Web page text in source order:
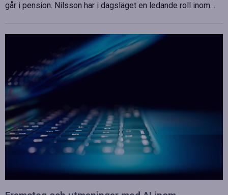
går i pension. Nilsson har i dagsläget en ledande roll inom…